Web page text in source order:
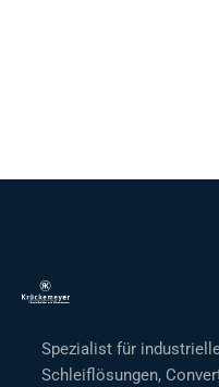
Spezialist für
Schleiflösungen,